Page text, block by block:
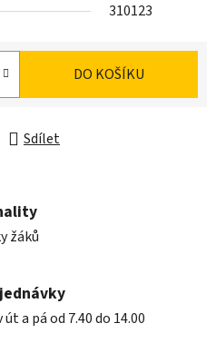
310123
DO KOŠÍKU
Sdílet
žáků
a pá od 7.40 do 14.00